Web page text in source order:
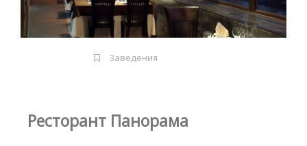
Заведения
Ресторант Панорама